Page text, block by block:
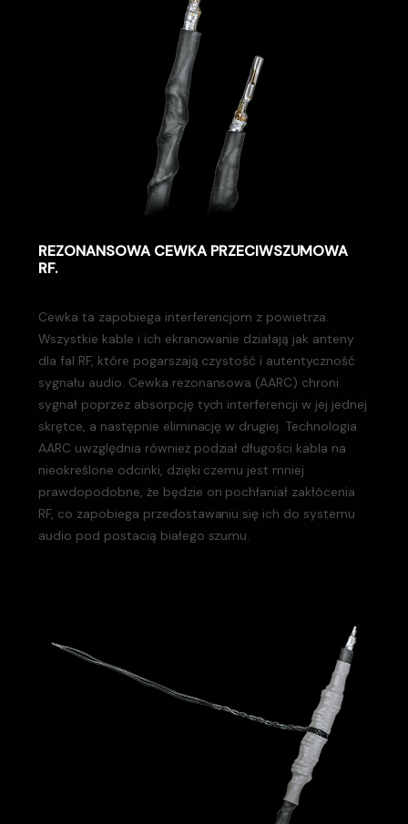
REZONANSOWA CEWKA PRZECIWSZUMOWA
RF.
Cewka ta zapobiega interferencjom z powietrza.
Wszystkie kable i ich ekranowanie działają jak anteny
dla fal RF, które pogarszają czystość i autentyczność
sygnału audio. Cewka rezonansowa (AARC) chroni
sygnał poprzez absorpcję tych interferencji w jej jednej
skrętce, a następnie eliminację w drugiej. Technologia
AARC uwzględnia również podział długości kabla na
nieokreślone odcinki, dzięki czemu jest mniej
prawdopodobne, że będzie on pochłaniał zakłócenia
RF, co zapobiega przedostawaniu się ich do systemu
audio pod postacią białego szumu.